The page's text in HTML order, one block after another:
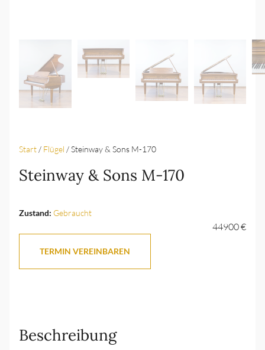
Start / Flügel / Steinway & Sons M-170
Steinway & Sons M-170
Zustand: Gebraucht
44900 €
TERMIN VEREINBAREN
Beschreibung